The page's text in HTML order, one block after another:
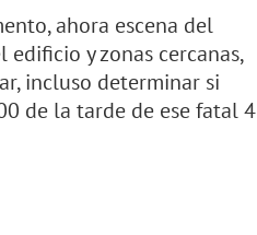
ahora escena del
y zonas cercanas,
incluso determinar si
de la tarde de ese fatal 4